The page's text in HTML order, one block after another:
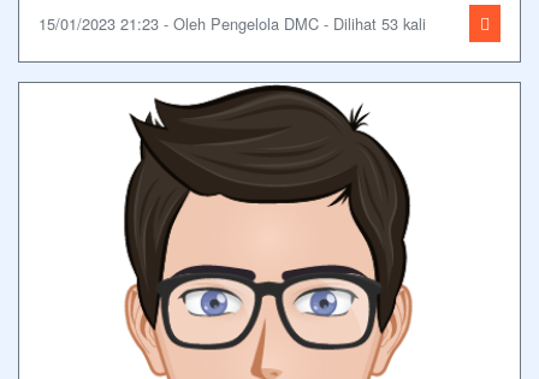
15/01/2023 21:23 - Oleh Pengelola DMC - Dilihat 53 kali